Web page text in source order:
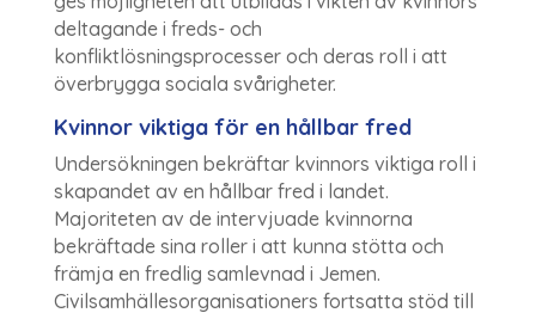
deltagande i freds- och
konfliktlösningsprocesser och deras roll i att
överbrygga sociala svårigheter.
Kvinnor viktiga för en hållbar fred
Undersökningen bekräftar kvinnors viktiga roll i
skapandet av en hållbar fred i landet.
Majoriteten av de intervjuade kvinnorna
bekräftade sina roller i att kunna stötta och
främja en fredlig samlevnad i Jemen.
Civilsamhällesorganisationers fortsatta stöd till